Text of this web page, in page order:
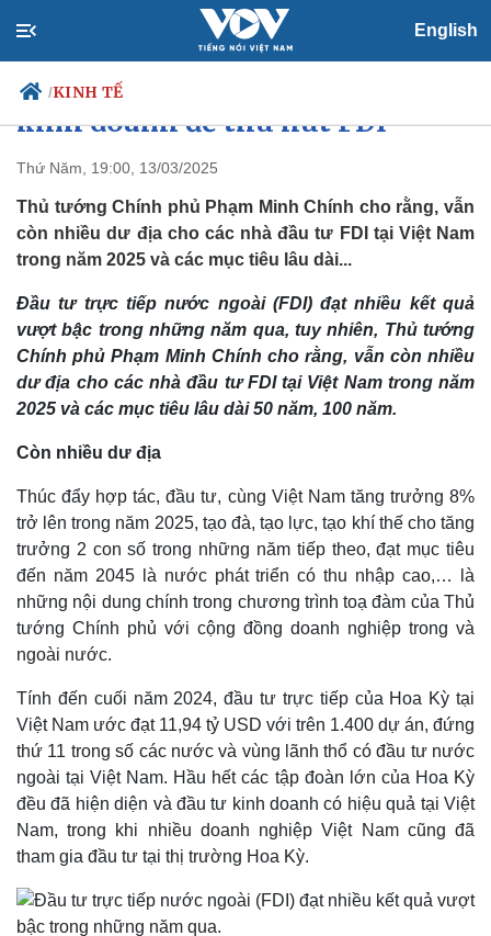
English
/KINH TẾ
Chính trị
Đảng
Tổ chức nhân sự
Nhận diện sự thật
Xã hội
Tin 24h
Dự báo thời tiết
Dấu ấn VOV
Việc làm
Biển đảo
Thế giới
Quan sát
Cuộc sống đó đây
Multimedia
Video
Ảnh
E-Magazine
Tiếp tục cải thiện môi trường
kinh doanh để thu hút FDI
Thứ Năm, 19:00, 13/03/2025
Thủ tướng Chính phủ Phạm Minh Chính cho rằng, vẫn
còn nhiều dư địa cho các nhà đầu tư FDI tại Việt Nam
trong năm 2025 và các mục tiêu lâu dài...
Đầu tư trực tiếp nước ngoài (FDI) đạt nhiều kết quả
vượt bậc trong những năm qua, tuy nhiên, Thủ tướng
Chính phủ Phạm Minh Chính cho rằng, vẫn còn nhiều
dư địa cho các nhà đầu tư FDI tại Việt Nam trong năm
2025 và các mục tiêu lâu dài 50 năm, 100 năm.
Còn nhiều dư địa
Thúc đẩy hợp tác, đầu tư, cùng Việt Nam tăng trưởng 8%
trở lên trong năm 2025, tạo đà, tạo lực, tạo khí thế cho tăng
trưởng 2 con số trong những năm tiếp theo, đạt mục tiêu
đến năm 2045 là nước phát triển có thu nhập cao,… là
những nội dung chính trong chương trình toạ đàm của Thủ
tướng Chính phủ với cộng đồng doanh nghiệp trong và
ngoài nước.
Tính đến cuối năm 2024, đầu tư trực tiếp của Hoa Kỳ tại
Việt Nam ước đạt 11,94 tỷ USD với trên 1.400 dự án, đứng
thứ 11 trong số các nước và vùng lãnh thổ có đầu tư nước
ngoài tại Việt Nam. Hầu hết các tập đoàn lớn của Hoa Kỳ
đều đã hiện diện và đầu tư kinh doanh có hiệu quả tại Việt
Nam, trong khi nhiều doanh nghiệp Việt Nam cũng đã
tham gia đầu tư tại thị trường Hoa Kỳ.